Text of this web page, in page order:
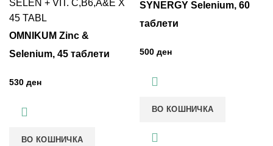
OMNIKUM Zinc &
Selenium, 45 таблети
ден
ВО КОШНИЧКА
SYNERGY Selenium, 60
таблети
ден
ВО КОШНИЧКА